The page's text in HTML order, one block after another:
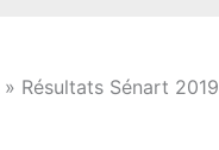
Résultats Sénart 2019